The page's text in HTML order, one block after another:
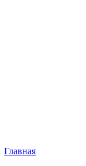
Главная